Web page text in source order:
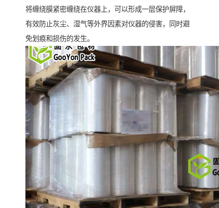
将缠绕膜紧密缠绕在仪器上，可以形成一层保护屏障，
有效防止灰尘、湿气等外界因素对仪器的侵害，同时避
免划痕和损伤的发生。